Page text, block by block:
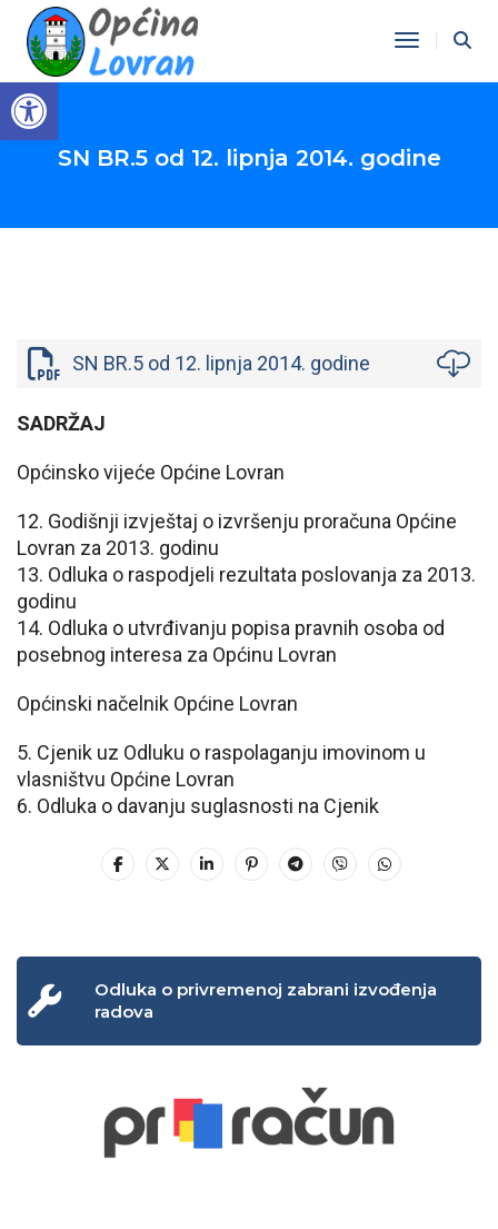
Open toolbar
Toggle
SN BR.5 od 12. lipnja 2014. godine
SN BR.5 od 12. lipnja 2014. godine
SADRŽAJ
Općinsko vijeće Općine Lovran
12. Godišnji izvještaj o izvršenju proračuna Općine
Lovran za 2013. godinu
13. Odluka o raspodjeli rezultata poslovanja za 2013.
godinu
14. Odluka o utvrđivanju popisa pravnih osoba od
posebnog interesa za Općinu Lovran
Općinski načelnik Općine Lovran
5. Cjenik uz Odluku o raspolaganju imovinom u
vlasništvu Općine Lovran
6. Odluka o davanju suglasnosti na Cjenik
Odluka o privremenoj zabrani izvođenja
radova